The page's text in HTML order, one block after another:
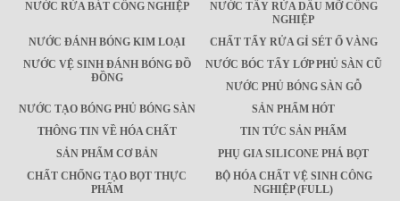
NƯỚC RỬA BÁT CÔNG NGHIỆP
NƯỚC TẨY RỬA DẦU MỠ CÔNG
NGHIỆP
NƯỚC ĐÁNH BÓNG KIM LOẠI
CHẤT TẨY RỬA GỈ SÉT Ố VÀNG
NƯỚC VỆ SINH ĐÁNH BÓNG ĐỒ
ĐỒNG
NƯỚC BÓC TẨY LỚP PHỦ SÀN CŨ
NƯỚC PHỦ BÓNG SÀN GỖ
NƯỚC TẠO BÓNG PHỦ BÓNG SÀN
SẢN PHẨM HÓT
THÔNG TIN VỀ HÓA CHẤT
TIN TỨC SẢN PHẨM
SẢN PHẨM CƠ BẢN
PHỤ GIA SILICONE PHÁ BỌT
CHẤT CHỐNG TẠO BỌT THỰC
PHẨM
BỘ HÓA CHẤT VỆ SINH CÔNG
NGHIỆP (FULL)